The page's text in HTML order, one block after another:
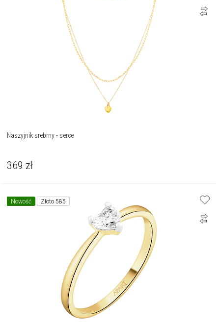
Naszyjnik srebrny - serce
369 zł
Nowość Złoto 585